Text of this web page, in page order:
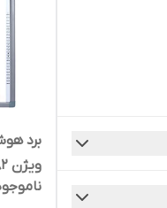
ویژن iVISION 82